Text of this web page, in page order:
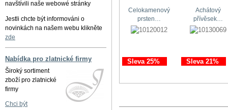
navštívili naše webowé stránky
Jestli chcte být informováni o
novinkách na našem webu klikněte
zde
Nabídka pro zlatnické firmy
Široký sortiment
zboží pro zlatnické
firmy
Chci být
Celokamenový
prsten…
Sleva 25%
Achátový
přívěsek…
Sleva 21%